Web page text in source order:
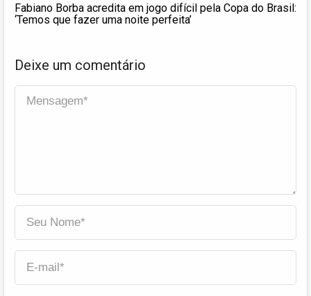
Fabiano Borba acredita em jogo difícil pela Copa do Brasil:
‘Temos que fazer uma noite perfeita’
Deixe um comentário